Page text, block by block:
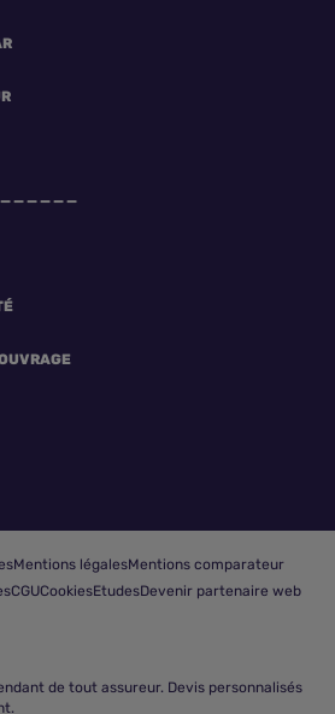
Mentions légalesMentions comparateur
CGUCookiesEtudesDevenir partenaire web
de tout assureur. Devis personnalisés